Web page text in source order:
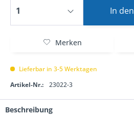
In den
Merken
Lieferbar in 3-5 Werktagen
Artikel-Nr.:
23022-3
Beschreibung